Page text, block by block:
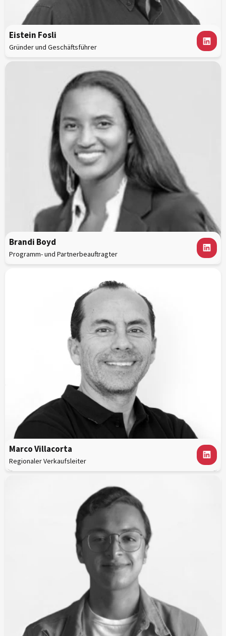
Eistein Fosli
Gründer und Geschäftsführer
Brandi Boyd
Programm- und Partnerbeauftragter
Marco Villacorta
Regionaler Verkaufsleiter